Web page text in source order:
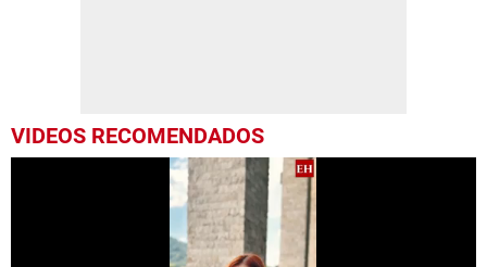
VIDEOS RECOMENDADOS